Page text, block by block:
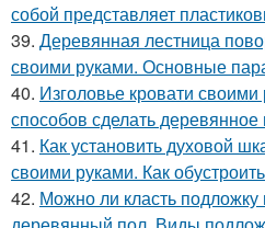
собой представляет
39. Деревянная лестница
своими руками. Основные
40. Изголовье кровати
способов сделать деревянное
41. Как установить духовой
своими руками. Как
42. Можно ли класть